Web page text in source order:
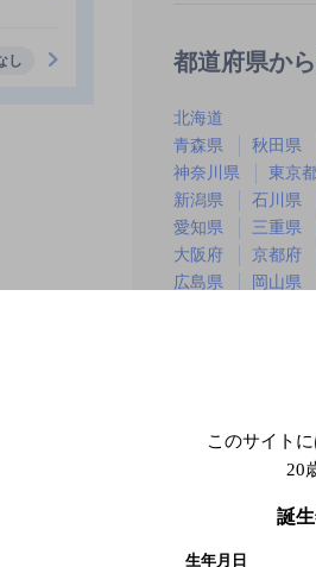
都道府県か
北海道
青森県
秋田県
神奈川県
東京
新潟県
石川県
愛知県
三重県
大阪府
京都府
広島県
岡山県
し
このサイト
20
誕
生年月日